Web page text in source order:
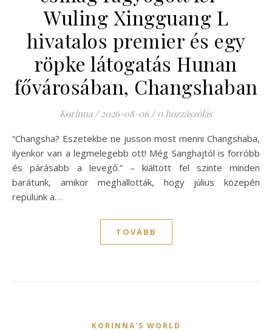
Wuling Xingguang L
hivatalos premier és egy
röpke látogatás Hunan
fővárosában, Changshaban
Korinna / 2026-08-06 / 0 hozzászólás
“Changsha? Eszetekbe ne jusson most menni Changshaba,
ilyenkor van a legmelegebb ott! Még Sanghajtól is forróbb
és párásabb a levegő.” – kiáltott fel szinte minden
barátunk, amikor meghallották, hogy július közepén
repülünk a…
TOVÁBB
KORINNA'S WORLD